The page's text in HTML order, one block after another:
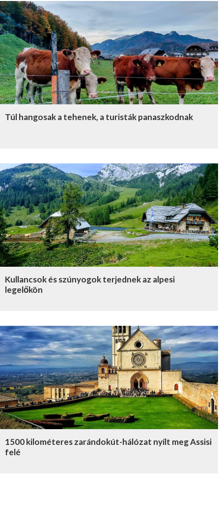
Túl hangosak a tehenek, a turisták panaszkodnak
Kullancsok és szúnyogok terjednek az alpesi
legelőkön
1500 kilométeres zarándokút-hálózat nyílt meg Assisi
felé